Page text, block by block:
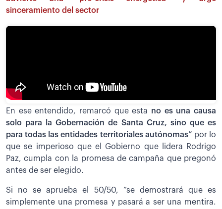
sinceramiento del sector
En ese entendido, remarcó que esta no es una causa
solo para la Gobernación de Santa Cruz, sino que es
para todas las entidades territoriales autónomas” por lo
que se imperioso que el Gobierno que lidera Rodrigo
Paz, cumpla con la promesa de campaña que pregonó
antes de ser elegido.
Si no se aprueba el 50/50, “se demostrará que es
simplemente una promesa y pasará a ser una mentira.